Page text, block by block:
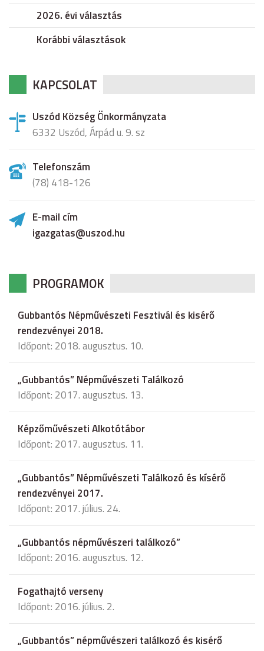
2026. évi választás
Korábbi választások
KAPCSOLAT
Uszód Község Önkormányzata
6332 Uszód, Árpád u. 9. sz
Telefonszám
(78) 418-126
E-mail cím
igazgatas@uszod.hu
PROGRAMOK
Gubbantós Népművészeti Fesztivál és kisérő
rendezvényei 2018.
Időpont: 2018. augusztus. 10.
„Gubbantós” Népművészeti Találkozó
Időpont: 2017. augusztus. 13.
Képzőművészeti Alkotótábor
Időpont: 2017. augusztus. 11.
„Gubbantós” Népművészeti Találkozó és kísérő
rendezvényei 2017.
Időpont: 2017. július. 24.
„Gubbantós népművészeri találkozó”
Időpont: 2016. augusztus. 12.
Fogathajtó verseny
Időpont: 2016. július. 2.
„Gubbantós” népművészeri találkozó és kisérő